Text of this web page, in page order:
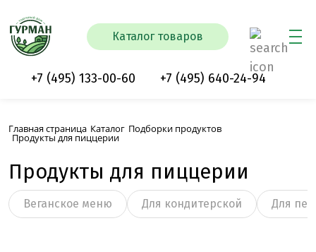
Каталог товаров
+7 (495) 133-00-60 +7 (495) 640-24-94
Главная страница Каталог Подборки продуктов
Продукты для пиццерии
Продукты для пиццерии
Веганское меню Для кондитерской Для